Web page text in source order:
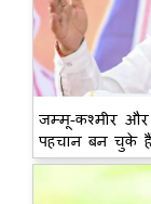
जम्मू-कश्मीर और
पहचान बन चुके